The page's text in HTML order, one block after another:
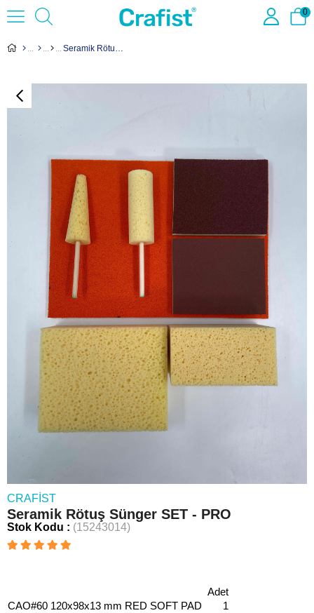
0
Seramik Rötuş Sünger SET - PRO
CRAFIST
Seramik Rötuş Sünger SET - PRO
Stok Kodu (15243014)
Adet
CAO#60 120x98x13 mm RED SOFT PAD
1